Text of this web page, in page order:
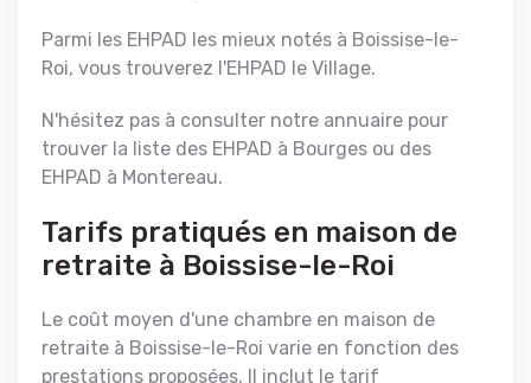
Parmi les EHPAD les mieux notés à Boissise-le-
Roi, vous trouverez l'EHPAD le Village.
N'hésitez pas à consulter notre annuaire pour
trouver la liste des EHPAD à Bourges ou des
EHPAD à Montereau.
Tarifs pratiqués en maison de
retraite à Boissise-le-Roi
Le coût moyen d'une chambre en maison de
retraite à Boissise-le-Roi varie en fonction des
prestations proposées. Il inclut le tarif